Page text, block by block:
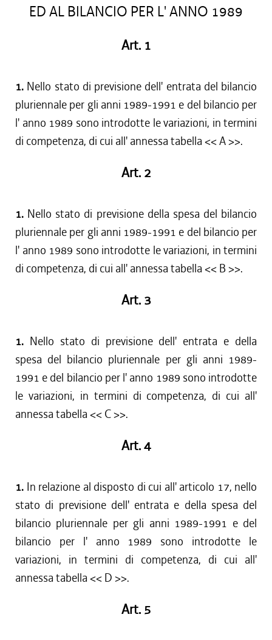
ED AL BILANCIO PER L' ANNO 1989
Art. 1
1. Nello stato di previsione dell' entrata del bilancio
pluriennale per gli anni 1989-1991 e del bilancio per
l' anno 1989 sono introdotte le variazioni, in termini
di competenza, di cui all' annessa tabella << A >>.
Art. 2
1. Nello stato di previsione della spesa del bilancio
pluriennale per gli anni 1989-1991 e del bilancio per
l' anno 1989 sono introdotte le variazioni, in termini
di competenza, di cui all' annessa tabella << B >>.
Art. 3
1. Nello stato di previsione dell' entrata e della
spesa del bilancio pluriennale per gli anni 1989-
1991 e del bilancio per l' anno 1989 sono introdotte
le variazioni, in termini di competenza, di cui all'
annessa tabella << C >>.
Art. 4
1. In relazione al disposto di cui all' articolo 17, nello
stato di previsione dell' entrata e della spesa del
bilancio pluriennale per gli anni 1989-1991 e del
bilancio per l' anno 1989 sono introdotte le
variazioni, in termini di competenza, di cui all'
annessa tabella << D >>.
Art. 5